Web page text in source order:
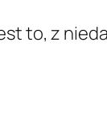
to, z